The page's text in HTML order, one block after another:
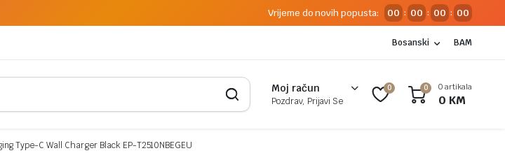
Vrijeme do novih popusta: 00 : 00 : 00 : 00
Bosanski BAM
Moj račun
Pozdrav, Prijavi Se
0 0 0 artikala
0 KM
Type-C Wall Charger Black EP-T2510NBEGEU